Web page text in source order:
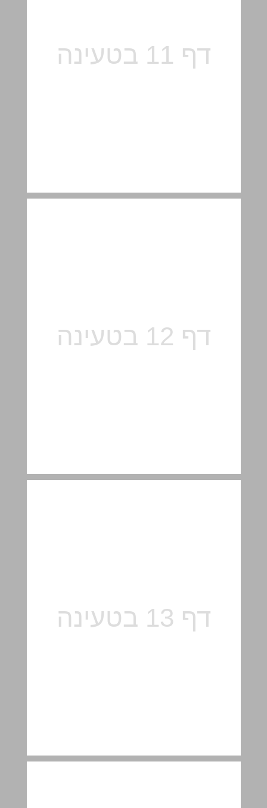
ב. ייצוג מידע על ידי גרפים ... 14